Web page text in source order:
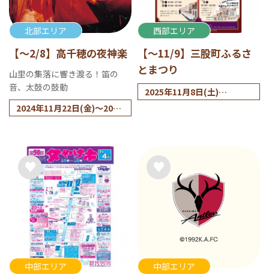
北部エリア
【～2/8】高千穂の夜神楽
山里の集落に響き渡る！笛の
音、太鼓の鼓動
2024年11月22日(金)～2025
西部エリア
【～11/9】三股町ふるさ
とまつり
2025年11月8日(土)
中部エリア 中部エリア